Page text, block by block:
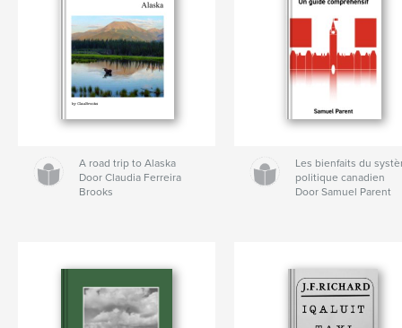
A road trip to Alaska
Door Claudia Ferreira
Brooks
Les bienfaits du
politique canadien
Door Samuel Parent